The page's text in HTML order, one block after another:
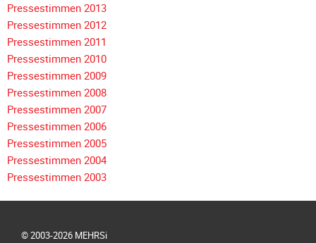
Galerie
2009
Galerie
2008
Galerie
2007
Galerie
2006
Galerie
2005
Galerie
Pressestimmen 2013
Pressestimmen 2012
Pressestimmen 2011
Pressestimmen 2010
Pressestimmen 2009
Pressestimmen 2008
Pressestimmen 2007
Pressestimmen 2006
Pressestimmen 2005
Pressestimmen 2004
Pressestimmen 2003
© 2003-2026 MEHRSi